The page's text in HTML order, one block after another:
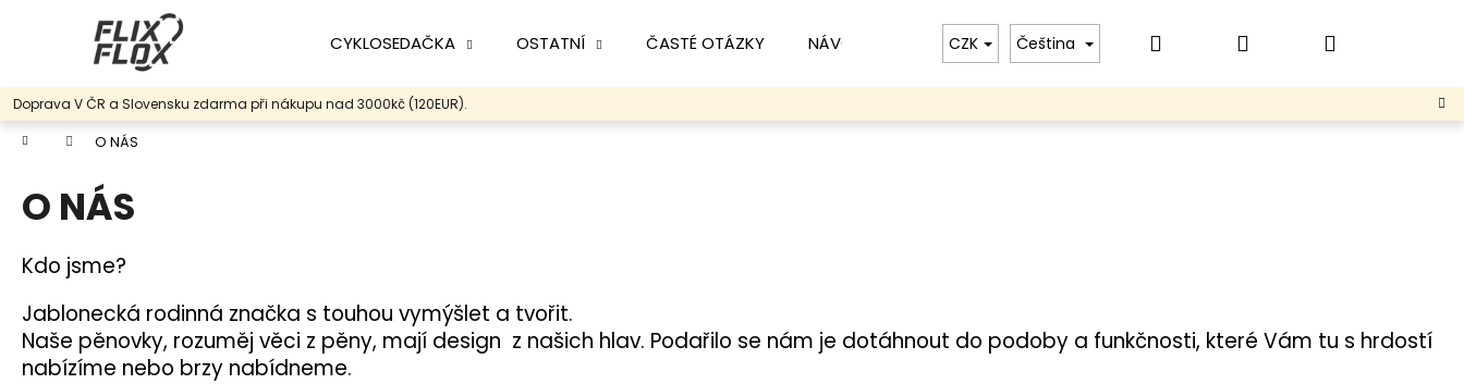
CYKLOSEDAČKA OSTATNÍ ČASTÉ OTÁZKY NÁVOD KONTAKT PRODEJCI
CZK Čeština Hledat PřihlášeníNákupní
košík
Doprava V ČR a Slovensku zdarma při nákupu nad 3000kč (120EUR).
Domů
O NÁS
O NÁS
Kdo jsme?
Jablonecká rodinná značka s touhou vymýšlet a tvořit.
Naše pěnovky, rozuměj věci z pěny, mají design z našich hlav. Podařilo se nám je dotáhnout do podoby a funkčnosti, které Vám tu s hrdostí
nabízíme nebo brzy nabídneme.
í
k
Zpět
do
obchodu
Zpět
do
obchodu
Co potřebujete najít?
Doporučujeme